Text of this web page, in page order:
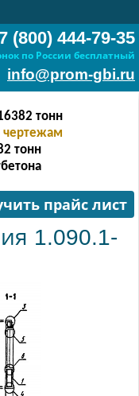
(800) 444-79-35
по России бесплатный
info@prom-gbi.ru
тонн
чертежам
тонн
прайс лист
1.090.1-